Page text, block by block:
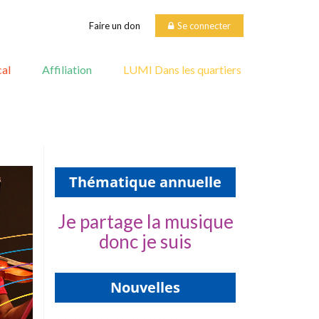
Faire un don Se connecter
Affiliation LUMI Dans les quartiers
Thématique annuelle
Je partage la musique
donc je suis
Nouvelles